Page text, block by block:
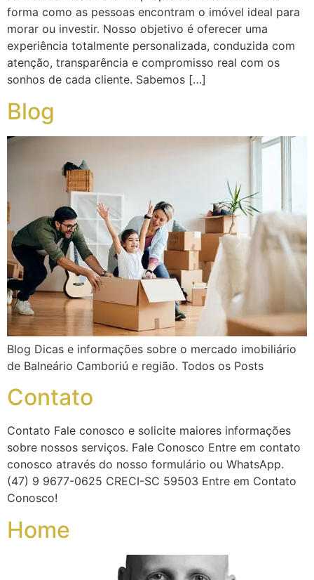
forma como as pessoas encontram o imóvel ideal para
morar ou investir. Nosso objetivo é oferecer uma
experiência totalmente personalizada, conduzida com
atenção, transparência e compromisso real com os
sonhos de cada cliente. Sabemos […]
Blog
Blog Dicas e informações sobre o mercado imobiliário
de Balneário Camboriú e região. Todos os Posts
Contato
Contato Fale conosco e solicite maiores informações
sobre nossos serviços. Fale Conosco Entre em contato
conosco através do nosso formulário ou WhatsApp.
(47) 9 9677-0625 CRECI-SC 59503 Entre em Contato
Conosco!
Home